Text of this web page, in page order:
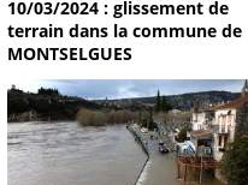
10/03/2024 : glissement de
terrain dans la commune de
MONTSELGUES